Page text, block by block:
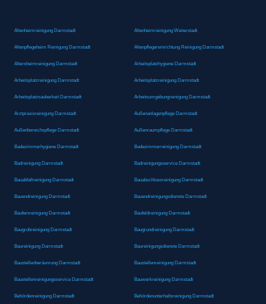
Altenheimreinigung Darmstadt Altenheimreinigung Weiterstadt
Altenpflegeheim Reinigung Darmstadt Altenpflegereinrichtung Reinigung Darmstadt
Altersheimreinigung Darmstadt Arbeitsplatzhygiene Darmstadt
Arbeitsplatzreinigung Darmstadt Arbeitsplatzreinigung Darmstadt
Arbeitsplatzsauberkeit Darmstadt Arbeitsumgebungreinigung Darmstadt
Arztpraxisreinigung Darmstadt Außenanlagenpflege Darmstadt
Außenbereichspflege Darmstadt Außenraumpflege Darmstadt
Badezimmerhygiene Darmstadt Badezimmerreinigung Darmstadt
Badreinigung Darmstadt Badreinigungsservice Darmstadt
Bauabfallreinigung Darmstadt Bauabschlussreinigung Darmstadt
Bauendreinigung Darmstadt Bauendreinigungsdienste Darmstadt
Baufeinreinigung Darmstadt Baufeldreinigung Darmstadt
Baugrobreinigung Darmstadt Baugrundreinigung Darmstadt
Baureinigung Darmstadt Baureinigungsdienste Darmstadt
Baustellenberäumung Darmstadt Baustellenreinigung Darmstadt
Baustellenreinigungsservice Darmstadt Bauwerkreinigung Darmstadt
Behördenreinigung Darmstadt Behördenunterhaltsreinigung Darmstadt